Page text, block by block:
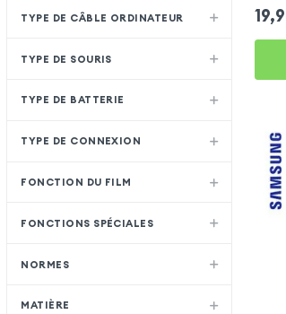
TYPE DE CÂBLE ORDINATEUR
TYPE DE SOURIS
TYPE DE BATTERIE
TYPE DE CONNEXION
FONCTION DU FILM
FONCTIONS SPÉCIALES
NORMES
MATIÈRE